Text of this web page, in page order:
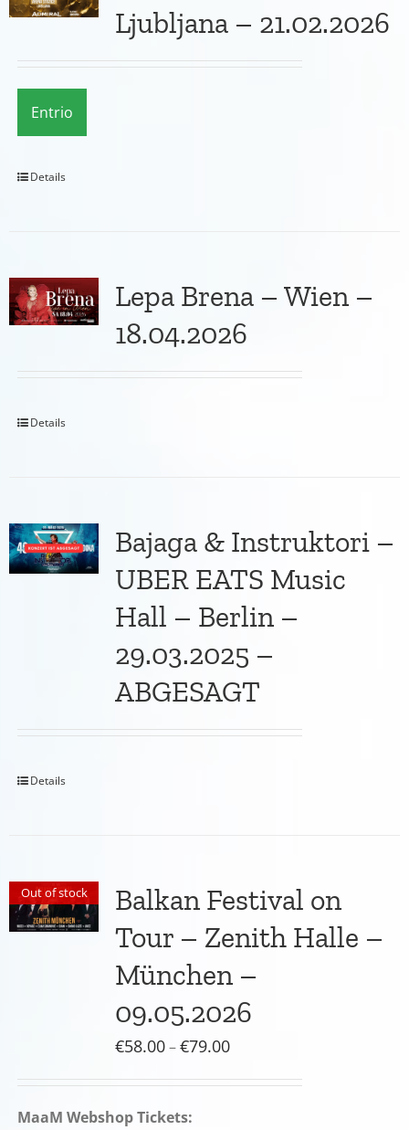
Ljubljana – 21.02.2026
Entrio
Details
Lepa Brena – Wien –
18.04.2026
Details
Bajaga & Instruktori –
UBER EATS Music
Hall – Berlin –
29.03.2025 –
ABGESAGT
Details
Out of stock
Balkan Festival on
Tour – Zenith Halle –
München –
09.05.2026
€58.00 –€79.00Preisspanne:
MaaM Webshop Tickets: